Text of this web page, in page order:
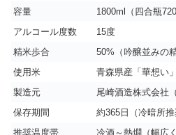
容量
1800ml（四合瓶
アルコール度数
15度
精米歩合
50%（吟醸並みの精
使用米
青森県産「華想い
製造元
尾崎酒造株式会社
保存期間
約365日（冷暗所推
推奨温度帯
冷酒～熱燗（幅広